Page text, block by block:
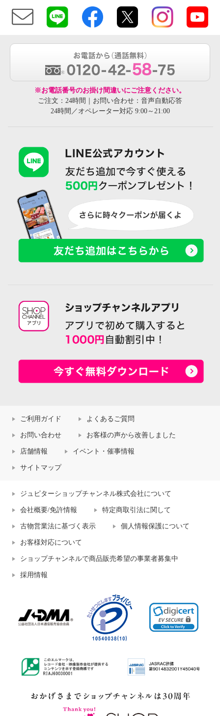
※お電話番号のお掛け間違いにご注意ください。
ご注文：24時間｜お問い合わせ：音声自動応答
24時間／オペレーター対応 9:00～21:00
ご利用ガイド よくあるご質問
お問い合わせ お客様の声から改善しました
店舗情報 イベント・催事情報
サイトマップ
ジュピターショップチャンネル株式会社について
会社概要/免許情報 特定商取引法に関して
古物営業法に基づく表示 個人情報保護について
お客様対応について
ショップチャンネルで商品販売希望の事業者募集中
採用情報